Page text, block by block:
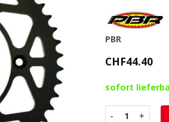
PBR
CHF44.40
sofort
Zahnkranz